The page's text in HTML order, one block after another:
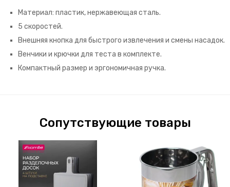
Материал: пластик, нержавеющая сталь.
5 скоростей.
Внешняя кнопка для быстрого извлечения и смены насадок.
Венчики и крючки для теста в комплекте.
Компактный размер и эргономичная ручка.
Сопутствующие товары